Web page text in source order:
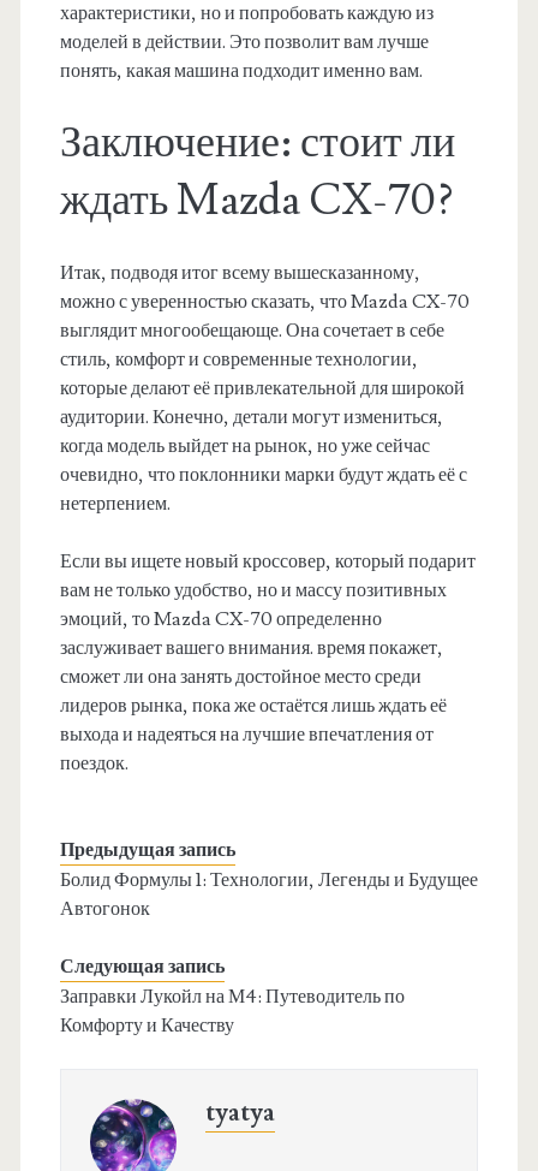
характеристики, но и попробовать каждую из
моделей в действии. Это позволит вам лучше
понять, какая машина подходит именно вам.
Заключение: стоит ли
ждать Mazda CX-70?
Итак, подводя итог всему вышесказанному,
можно с уверенностью сказать, что Mazda CX-70
выглядит многообещающе. Она сочетает в себе
стиль, комфорт и современные технологии,
которые делают её привлекательной для широкой
аудитории. Конечно, детали могут измениться,
когда модель выйдет на рынок, но уже сейчас
очевидно, что поклонники марки будут ждать её с
нетерпением.
Если вы ищете новый кроссовер, который подарит
вам не только удобство, но и массу позитивных
эмоций, то Mazda CX-70 определенно
заслуживает вашего внимания. время покажет,
сможет ли она занять достойное место среди
лидеров рынка, пока же остаётся лишь ждать её
выхода и надеяться на лучшие впечатления от
поездок.
Предыдущая запись
Болид Формулы 1: Технологии, Легенды и Будущее
Автогонок
Следующая запись
Заправки Лукойл на М4: Путеводитель по
Комфорту и Качеству
tyatya